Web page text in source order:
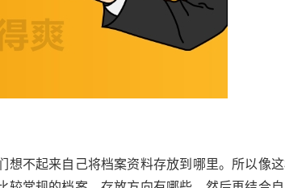
想不起来自己将档案资料存放到哪里。所以像